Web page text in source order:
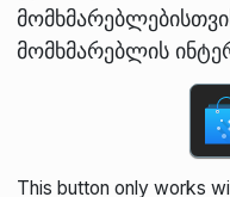
მომხმარებლის
This button only works